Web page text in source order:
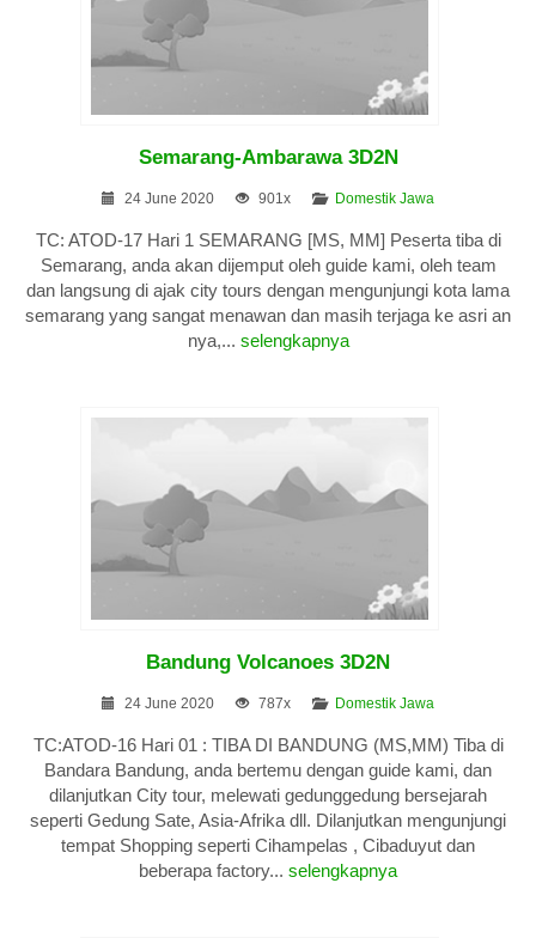
Semarang-Ambarawa 3D2N
24 June 2020 901x Domestik Jawa
TC: ATOD-17 Hari 1 SEMARANG [MS, MM] Peserta tiba di
Semarang, anda akan dijemput oleh guide kami, oleh team
dan langsung di ajak city tours dengan mengunjungi kota lama
semarang yang sangat menawan dan masih terjaga ke asri an
nya,... selengkapnya
Bandung Volcanoes 3D2N
24 June 2020 787x Domestik Jawa
TC:ATOD-16 Hari 01 : TIBA DI BANDUNG (MS,MM) Tiba di
Bandara Bandung, anda bertemu dengan guide kami, dan
dilanjutkan City tour, melewati gedunggedung bersejarah
seperti Gedung Sate, Asia-Afrika dll. Dilanjutkan mengunjungi
tempat Shopping seperti Cihampelas , Cibaduyut dan
beberapa factory... selengkapnya